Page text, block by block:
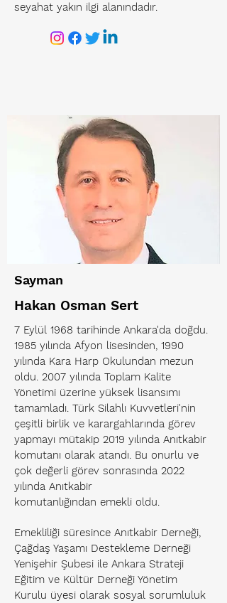
seyahat yakın ilgi alanındadır.
Sayman
Hakan Osman Sert
7 Eylül 1968 tarihinde Ankara'da doğdu.
1985 yılında Afyon lisesinden, 1990
yılında Kara Harp Okulundan mezun
oldu. 2007 yılında Toplam Kalite
Yönetimi üzerine yüksek lisansımı
tamamladı. Türk Silahlı Kuvvetleri'nin
çeşitli birlik ve karargahlarında görev
yapmayı mütakip 2019 yılında Anıtkabir
komutanı olarak atandı. Bu onurlu ve
çok değerli görev sonrasında 2022
yılında Anıtkabir
komutanlığından emekli oldu.
Emekliliği süresince Anıtkabir Derneği,
Çağdaş Yaşamı Destekleme Derneği
Yenişehir Şubesi ile Ankara Strateji
Eğitim ve Kültür Derneği Yönetim
Kurulu üyesi olarak sosyal sorumluluk